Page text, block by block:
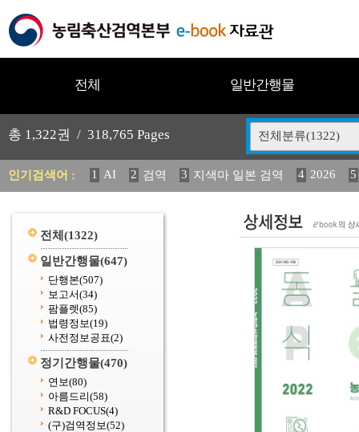
전체 일반간행물
총 1,322권 / 318,765 Pages 전체분류(1322)
인기검색어 : 1 AI 2 검역 3 지색마 일본 검역 4 2026 5
전체 (1322)
일반간행물(647)
단행본(507)
보고서(34)
팜플렛(85)
법령정보(19)
사전정보공표(2)
정기간행물(470)
연보(80)
아름드리(58)
R&D FOCUS(4)
(구)검역정보(52)